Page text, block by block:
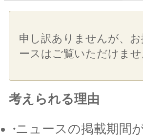
申し訳ありませんが、お
ースはご覧いただけませ
考えられる理由
ニュースの掲載期間